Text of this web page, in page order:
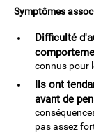
Symptômes
Difficulté
connus pour
Ils ont
avant de
pas assez